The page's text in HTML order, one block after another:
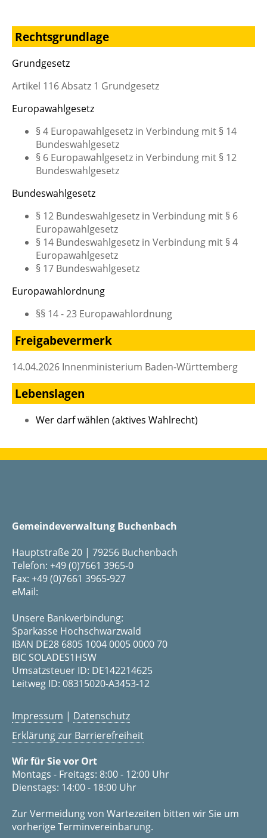
Rechtsgrundlage
Grundgesetz
Artikel 116 Absatz 1 Grundgesetz
Europawahlgesetz
§ 4 Europawahlgesetz in Verbindung mit § 14
Bundeswahlgesetz
§ 6 Europawahlgesetz in Verbindung mit § 12
Bundeswahlgesetz
Bundeswahlgesetz
§ 12 Bundeswahlgesetz in Verbindung mit § 6
Europawahlgesetz
§ 14 Bundeswahlgesetz in Verbindung mit § 4
Europawahlgesetz
§ 17 Bundeswahlgesetz
Europawahlordnung
§§ 14 - 23 Europawahlordnung
Freigabevermerk
14.04.2026 Innenministerium Baden-Württemberg
Lebenslagen
Wer darf wählen (aktives Wahlrecht)
Gemeindeverwaltung Buchenbach
Hauptstraße 20 | 79256 Buchenbach
Telefon: +49 (0)7661 3965-0
Fax: +49 (0)7661 3965-927
eMail:
Unsere Bankverbindung:
Sparkasse Hochschwarzwald
IBAN DE28 6805 1004 0005 0000 70
BIC SOLADES1HSW
Umsatzsteuer ID: DE142214625
Leitweg ID: 08315020-A3453-12
Impressum | Datenschutz
Erklärung zur Barrierefreiheit
Wir für Sie vor Ort
Montags - Freitags: 8:00 - 12:00 Uhr
Dienstags: 14:00 - 18:00 Uhr
Zur Vermeidung von Wartezeiten bitten wir Sie um
vorherige Terminvereinbarung.